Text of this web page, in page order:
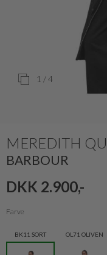
1 / 4
MEREDITH
BARBOUR
DKK 2.900,-
Farve
BK11 SORT OL71 OLIVEN